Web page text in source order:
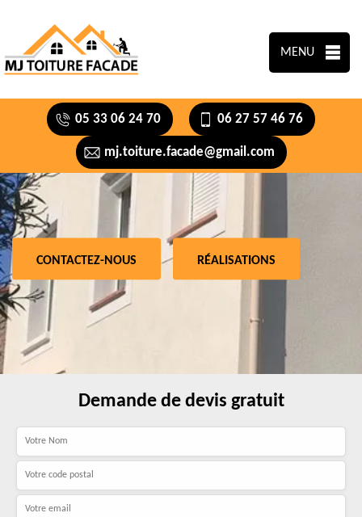
MENU
05 33 06 24 70 06 27 57 46 76
mj.toiture.facade@gmail.com
CONTACTEZ-NOUS RÉALISATIONS
Demande de devis gratuit